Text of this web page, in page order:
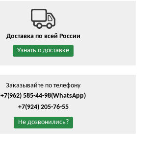
Доставка по всей России
Узнать о доставке
Заказывайте по телефону
+7(962) 585-44-98(WhatsApp)
+7(924) 205-76-55
Не дозвонились?